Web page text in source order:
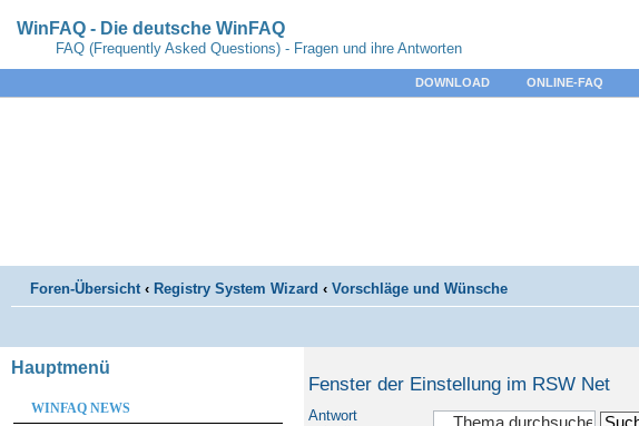
WinFAQ - Die deutsche WinFAQ
FAQ (Frequently Asked Questions) - Fragen und ihre Antworten
DOWNLOAD ONLINE-FAQ
Foren-Übersicht ‹ Registry System Wizard ‹ Vorschläge und Wünsche
Fenster der Einstellung im RSW Net
Antwort
Hauptmenü
WINFAQ NEWS